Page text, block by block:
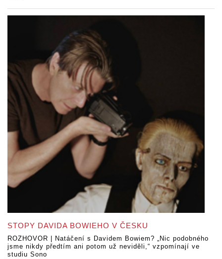
STOPY DAVIDA BOWIEHO V ČESKU
ROZHOVOR | Natáčení s Davidem Bowiem? „Nic podobného
jsme nikdy předtím ani potom už neviděli,“ vzpomínají ve
studiu Sono